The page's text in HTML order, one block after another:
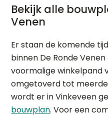
Bekijk alle
Venen
Er staan de komende
binnen De Ronde
voormalige winkelpand
omgetoverd tot
wordt er in Vinkeveen
bouwplan. Voor een